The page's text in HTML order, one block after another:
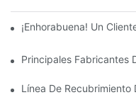
¡Enhorabuena! Un
Principales Fabricantes
Línea De Recubrimiento